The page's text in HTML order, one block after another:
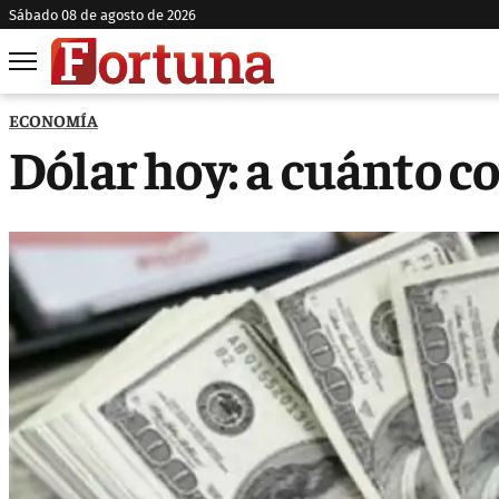
sábado 08 de agosto de 2026
ECONOMÍA
Dólar hoy: a cuánto